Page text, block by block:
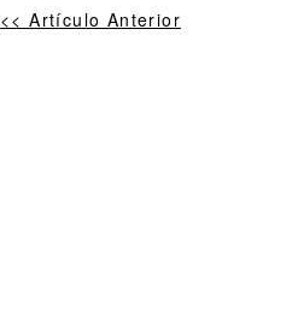
<< Artículo Anterior